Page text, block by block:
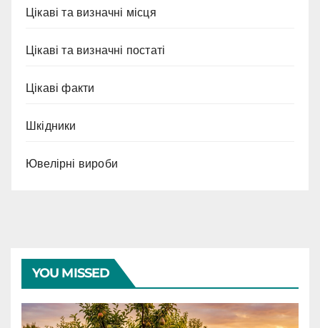
Цікаві та визначні місця
Цікаві та визначні постаті
Цікаві факти
Шкідники
Ювелірні вироби
YOU MISSED